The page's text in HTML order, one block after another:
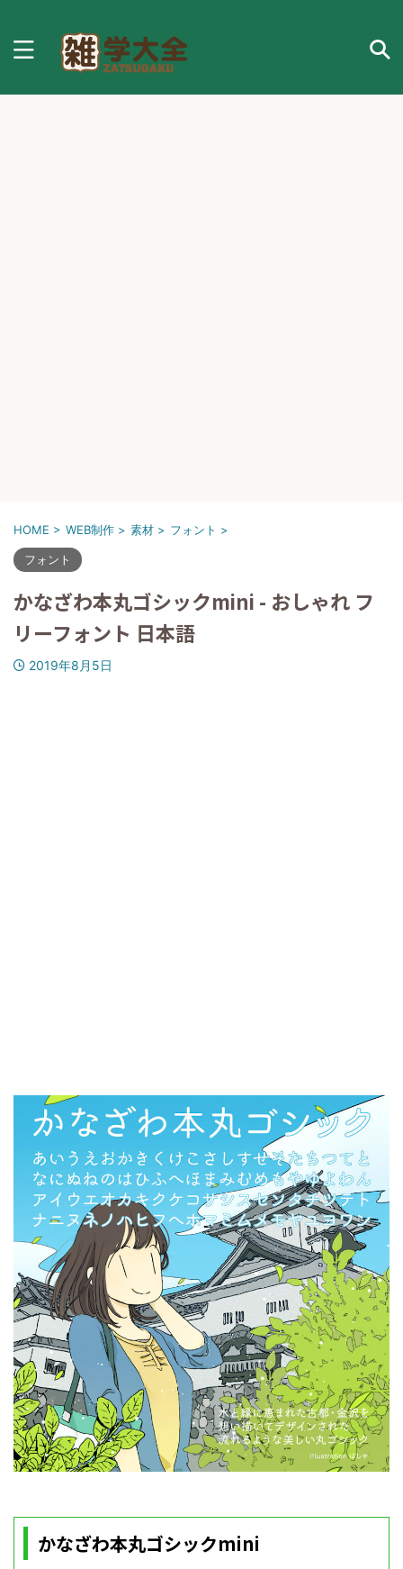
HOME > WEB制作 > 素材 > フォント >
フォント
かなざわ本丸ゴシックmini - おしゃれ フ
リーフォント 日本語
2019年8月5日
かなざわ本丸ゴシックmini